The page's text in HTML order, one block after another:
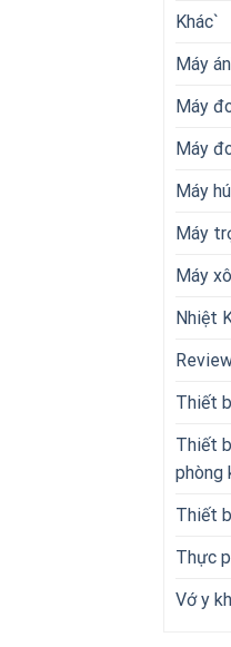
Khác`
Máy
Máy
Máy
Máy
Máy
Máy
Nhiệt
Thiết
Thiết
phòng
Thiết
Thực
Vớ y